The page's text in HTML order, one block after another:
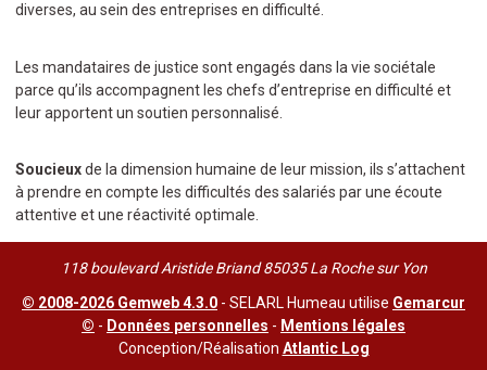
diverses, au sein des entreprises en difficulté.
Les mandataires de justice sont engagés dans la vie sociétale
parce qu’ils accompagnent les chefs d’entreprise en difficulté et
leur apportent un soutien personnalisé.
Soucieuxde la dimension humaine de leur mission, ils s’attachent
à prendre en compte les difficultés des salariés par une écoute
attentive et une réactivité optimale.
118 boulevard Aristide Briand 85035 La Roche sur Yon
© 2008-2026 Gemweb 4.3.0 - SELARL Humeau utilise Gemarcur
© - Données personnelles - Mentions légales
Conception/Réalisation Atlantic Log